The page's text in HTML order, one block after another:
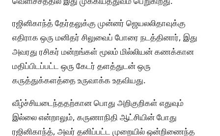
ரஜினிகாந்த் தேர்தலுக்கு முன்னர் ஜெயலலிதாவுக்கு
எதிராக ஒரு மனிதர் சிலுவைப் போரை நடத்தினார், இது
அவரது ரசிகர் மன்றங்கள் மூலம் மில்லியன் கணக்கான
மதிப்பிடப்பட்ட ஒரு கேடர் தளத்துடன் ஒரு
கருத்துக்களத்தை உருவாக்க உதவியது.
வீழ்ச்சியடைந்ததற்கான பொது அறிகுறிகள் எதுவும்
இல்லை என்றாலும், கருணாநிதி ஆட்சியின் போது
ரஜினிகாந்த், அவர் தனிப்பட்ட முறையில் ஒன்றிணைந்த